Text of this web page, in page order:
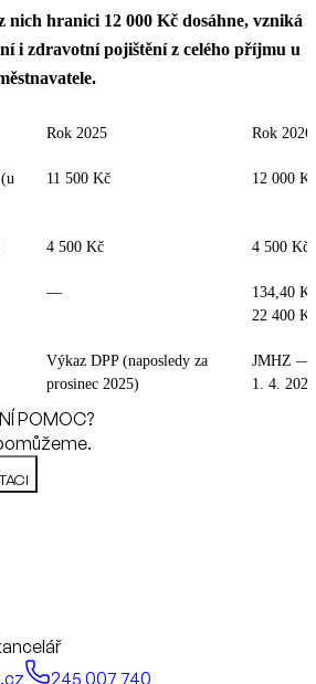
nich hranici 12 000 Kč dosáhne, vzniká
i zdravotní pojištění z celého příjmu u
Rok 2025 Rok 2026
11 500 Kč 12 000 Kč
4 500 Kč 4 500 Kč
—
134,40
22 400
Výkaz DPP (naposledy za
prosinec 2025)
JMHZ —
1. 4. 2026
POMOC?
245 007 740